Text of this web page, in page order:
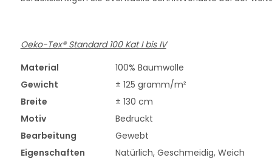
Oeko-Tex® Standard 100 Kat I bis IV
Material
100% Baumwolle
Gewicht
± 125 gramm/m²
Breite
± 130 cm
Motiv
Bedruckt
Bearbeitung
Gewebt
Eigenschaften
Natürlich, Geschmeidig, Weich